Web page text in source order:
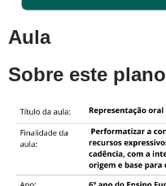
Aula
Sobre este plano